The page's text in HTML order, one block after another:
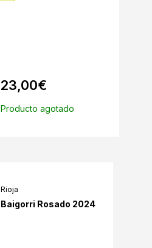
23,00€
Producto agotado
Rioja
Baigorri Rosado 2024